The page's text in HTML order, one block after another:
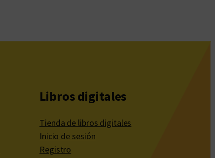
Libros digitales
Tienda de libros digitales
Inicio de sesión
Registro